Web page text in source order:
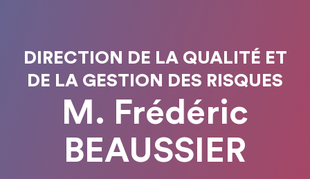
DIRECTION DE LA QUALITÉ ET
DE LA GESTION DES RISQUES
M. Frédéric
BEAUSSIER